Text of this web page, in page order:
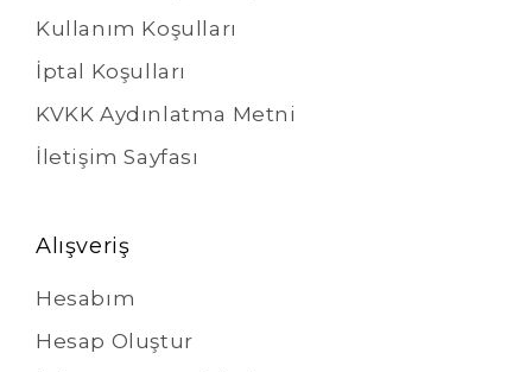
Kullanım Koşulları
İptal Koşulları
KVKK Aydınlatma Metni
İletişim Sayfası
Alışveriş
Hesabım
Hesap Oluştur